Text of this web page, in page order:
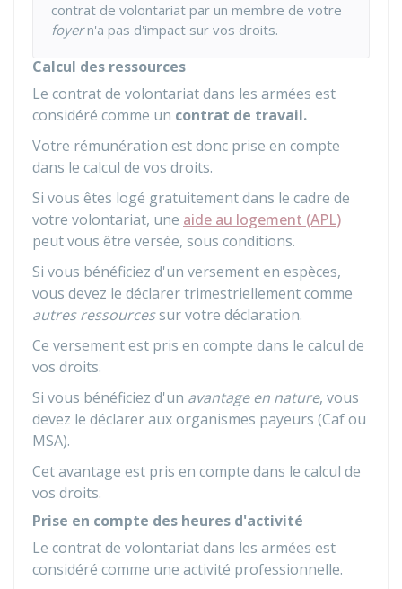
contrat de volontariat par un membre de votre
foyern'a pas d'impact sur vos droits.
Calcul des ressources
Le contrat de volontariat dans les armées est
considéré comme un contrat de travail.
Votre rémunération est donc prise en compte
dans le calcul de vos droits.
Si vous êtes logé gratuitement dans le cadre de
votre volontariat, une aide au logement (APL)
peut vous être versée, sous conditions.
Si vous bénéficiez d'un versement en espèces,
vous devez le déclarer trimestriellement comme
autres ressourcessur votre déclaration.
Ce versement est pris en compte dans le calcul de
vos droits.
Si vous bénéficiez d'un avantage en nature, vous
devez le déclarer aux organismes payeurs (Cafou
MSA).
Cet avantage est pris en compte dans le calcul de
vos droits.
Prise en compte des heures d'activité
Le contrat de volontariat dans les armées est
considéré comme une activité professionnelle.